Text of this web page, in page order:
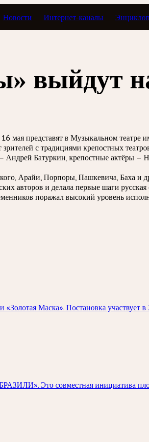
Новости Интернет-каналы
выйдут
мая представят в Музыкальном
с традициями крепостных
Батуркин, крепостные актёры —
Арайи, Порпоры, Пашкевича, Баха и
авторов и делала первые шаги
поражал высокий уровень
Маска». Постановка
Это совместная инициатива